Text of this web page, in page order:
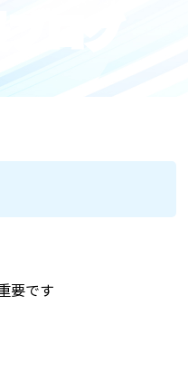
ログ
要です